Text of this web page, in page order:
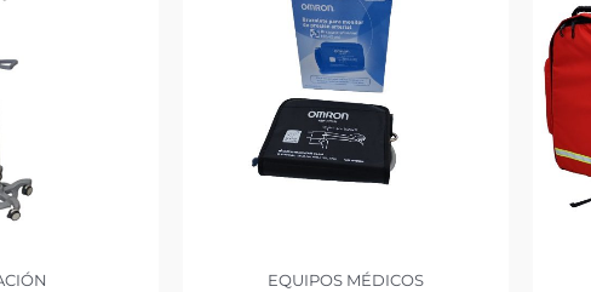
EQUIPOS MÉDICOS